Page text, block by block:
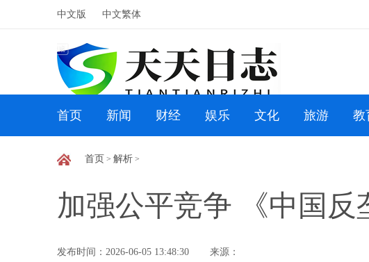
中文版 中文繁体
首页 新闻 财经 娱乐 文化 旅游 教
首页 > 解析 >
加强公平竞争 《中国反
发布时间：2026-06-05 13:48:30 来源：